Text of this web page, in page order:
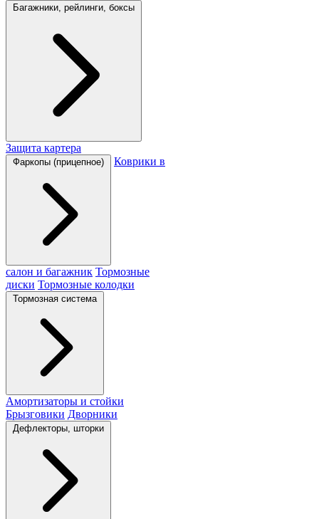
Багажники, рейлинги, боксы
Защита картера
Фаркопы (прицепное) Коврики в
салон и багажник Тормозные
диски Тормозные колодки
Тормозная система
Амортизаторы и стойки
Брызговики Дворники
Дефлекторы, шторки